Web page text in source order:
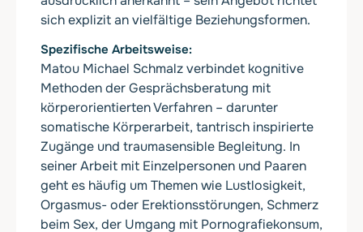
sich explizit an vielfältige Beziehungsformen.
Spezifische Arbeitsweise
Matou Michael Schmalz verbindet kognitive
Methoden der Gesprächsberatung mit
körperorientierten Verfahren – darunter
somatische Körperarbeit, tantrisch inspirierte
Zugänge und traumasensible Begleitung. In
seiner Arbeit mit Einzelpersonen und Paaren
geht es häufig um Themen wie Lustlosigkeit,
Orgasmus- oder Erektionsstörungen, Schmerz
beim Sex, der Umgang mit Pornografiekonsum,